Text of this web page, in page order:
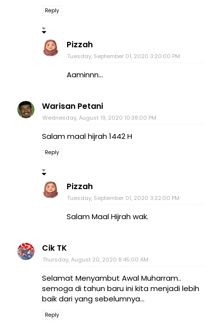
Reply
Pizzah
Tuesday, September 01, 2020 3:20:00 PM
Aaminnn...
Warisan Petani
Wednesday, August 19, 2020 10:38:00 PM
Salam maal hijrah 1442 H
Reply
Pizzah
Tuesday, September 01, 2020 3:22:00 PM
Salam Maal Hijrah wak.
Cik TK
Thursday, August 20, 2020 8:45:00 AM
Selamat Menyambut Awal Muharram..
semoga di tahun baru ini kita menjadi lebih
baik dari yang sebelumnya...
Reply